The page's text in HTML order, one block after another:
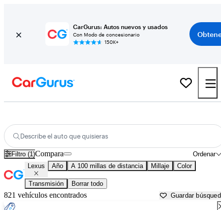
CarGurus: Autos nuevos y usados
Con Modo de concesionario
150K+
Describe el auto que quisieras
Filtro (1) Ordenar
Compara
Lexus Año A 100 millas de distancia Millaje Color
Transmisión Borrar todo
821 vehículos encontrados Guardar